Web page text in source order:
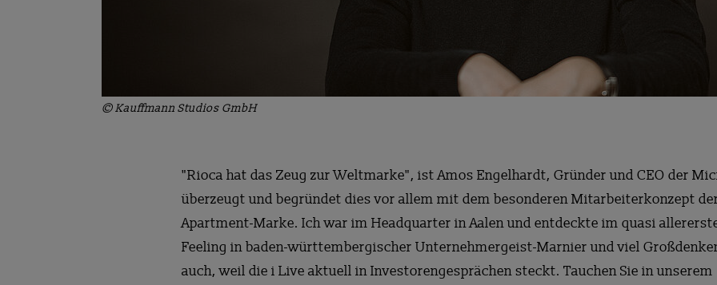
© Kauffmann Studios GmbH
"Rioca hat das Zeug zur Weltmarke", ist Amos Engelhardt, Gründer und CEO der
überzeugt und begründet dies vor allem mit dem besonderen Mitarbeiterkonzept
Apartment-Marke. Ich war im Headquarter in Aalen und entdeckte im quasi
Feeling in baden-württembergischer Unternehmergeist-Marnier und viel
auch, weil die i Live aktuell in Investorengesprächen steckt. Tauchen Sie in unserem